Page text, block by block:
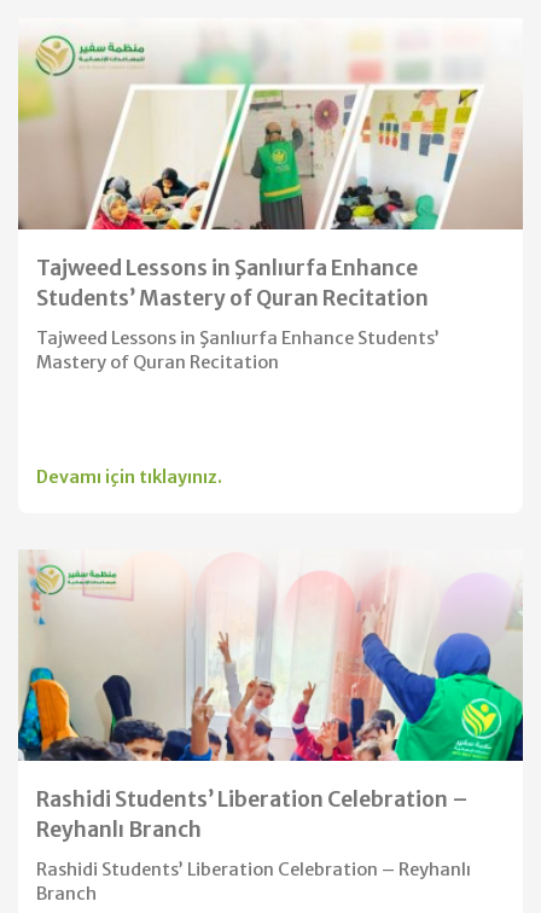
Tajweed Lessons in Şanlıurfa Enhance
Students’ Mastery of Quran Recitation
Tajweed Lessons in Şanlıurfa Enhance Students’
Mastery of Quran Recitation
Devamı için tıklayınız.
Rashidi Students’ Liberation Celebration –
Reyhanlı Branch
Rashidi Students’ Liberation Celebration – Reyhanlı
Branch